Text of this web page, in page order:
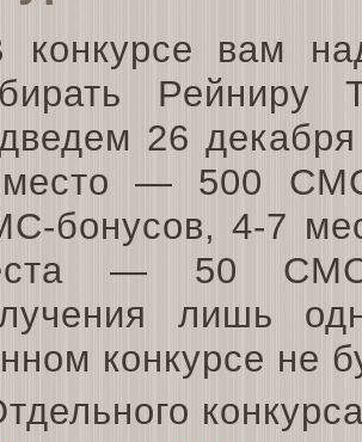
конкурсе вам
26
— 500
бонусов, 4-7
— 50 СМС-
лишь
конкурсе не